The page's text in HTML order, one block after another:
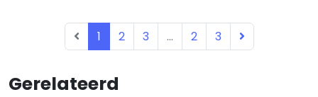
Gerelateerd
1 2 3 ... 2 3